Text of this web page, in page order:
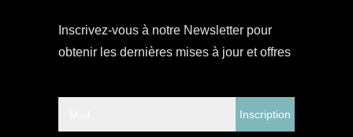
Inscrivez-vous à notre Newsletter pour
obtenir les dernières mises à jour et offres